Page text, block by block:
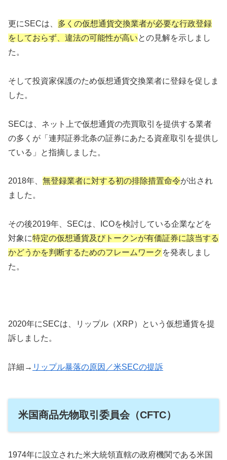
更にSECは、 多くの仮想通貨交換業者が必要な行政登録
をしておらず、違法の可能性が高いとの見解を示しまし
た。
そして投資家保護のため仮想通貨交換業者に登録を促しま
した。
SECは、ネット上で仮想通貨の売買取引を提供する業者
の多くが「連邦証券北条の証券にあたる資産取引を提供し
ている」と指摘しました。
2018年、 無登録業者に対する初の排除措置命令が出され
ました。
その後2019年、SECは、ICOを検討している企業などを
対象に特定の仮想通貨及びトークンが有価証券に該当する
かどうかを判断するためのフレームワーク を発表しまし
た。
2020年にSECは、リップル（XRP）という仮想通貨を提
訴しました。
詳細→ リップル暴落の原因／米SECの提訴
米国商品先物取引委員会（CFTC）
1974年に設立された米大統領直轄の政府機関である米国